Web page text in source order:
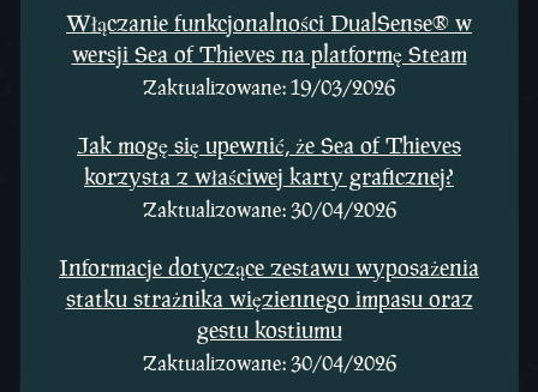
Włączanie funkcjonalności DualSense® w
wersji Sea of Thieves na platformę Steam
Zaktualizowane: 19/03/2026
Jak mogę się upewnić, że Sea of Thieves
korzysta z właściwej karty graficznej?
Zaktualizowane: 30/04/2026
Informacje dotyczące zestawu wyposażenia
statku strażnika więziennego impasu oraz
gestu kostiumu
Zaktualizowane: 30/04/2026